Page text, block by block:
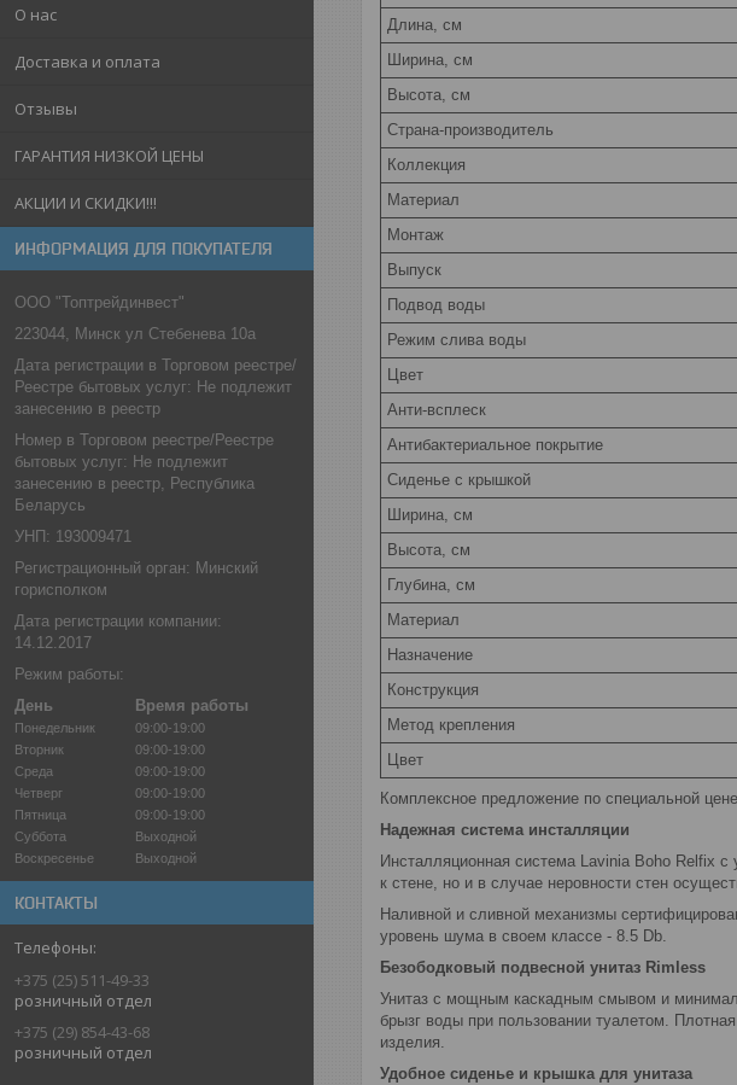
О нас
Доставка и оплата
Отзывы
ГАРАНТИЯ НИЗКОЙ ЦЕНЫ
АКЦИИ И СКИДКИ!!!
ИНФОРМАЦИЯ ДЛЯ ПОКУПАТЕЛЯ
ООО "Топтрейдинвест"
223044, Минск ул Стебенева 10а
Дата регистрации в Торговом реестре/
Реестре бытовых услуг: Не подлежит
занесению в реестр
Номер в Торговом реестре/Реестре
бытовых услуг: Не подлежит
занесению в реестр, Республика
Беларусь
УНП: 193009471
Регистрационный орган: Минский
горисполком
Дата регистрации компании:
14.12.2017
Режим работы:
День
Время работы
Понедельник
09:00-19:00
Вторник
09:00-19:00
Среда
09:00-19:00
Четверг
09:00-19:00
Пятница
09:00-19:00
Суббота
Выходной
Воскресенье
Выходной
КОНТАКТЫ
+375 (25) 511-49-33
розничный отдел
+375 (29) 854-43-68
розничный отдел
Длина, см
Ширина, см
Высота, см
Страна-производитель
Коллекция
Материал
Монтаж
Выпуск
Подвод воды
Режим слива воды
Цвет
Анти-всплеск
Антибактериальное покрытие
Сиденье c крышкой
Ширина, см
Высота, см
Глубина, см
Материал
Назначение
Конструкция
Метод крепления
Цвет
Комплексное предложение по специальной
Надежная система инсталляции
Инсталляционная система Lavinia Boho Relfix
к стене, но и в случае неровности стен
Наливной и сливной механизмы
уровень шума в своем классе - 8.5 Db.
Безободковый подвесной унитаз Rimless
Унитаз с мощным каскадным смывом и
брызг воды при пользовании туалетом.
изделия.
Удобное сиденье и крышка для унитаза